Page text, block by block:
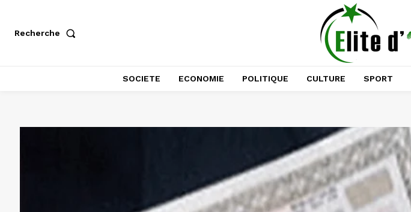
Recherche
SOCIETE ECONOMIE POLITIQUE CULTURE SPORT